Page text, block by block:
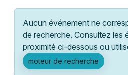
Grands événements
Activité & Expérience
Manifestations
Lille
Lyon
Marseille
Mulhouse
Aucun événement ne
de recherche. Consultez les
proximité ci-dessous ou
moteur de recherche
Aujourd'hui
Demain Ce